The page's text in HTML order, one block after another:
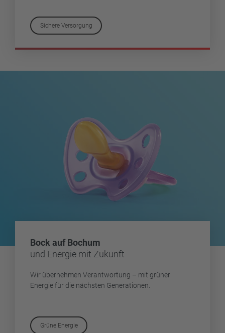
Sichere Versorgung
Bock auf Bochum
und Energie mit Zukunft
Wir übernehmen Verantwortung – mit grüner
Energie für die nächsten Generationen.
Grüne Energie